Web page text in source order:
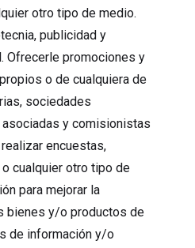
otro tipo de medio.
publicidad y
Ofrecerle promociones y
o de cualquiera de
sociedades
y comisionistas
encuestas,
cualquier otro tipo de
para mejorar la
bienes y/o productos de
de información y/o